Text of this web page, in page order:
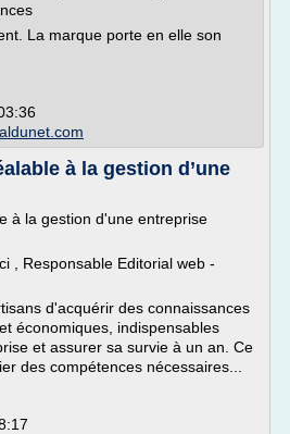
La marque porte en elle son
à la gestion d’une
à la gestion d'une entreprise
, Responsable Editorial web -
d'acquérir des connaissances
économiques, indispensables
et assurer sa survie à un an. Ce
des compétences nécessaires...